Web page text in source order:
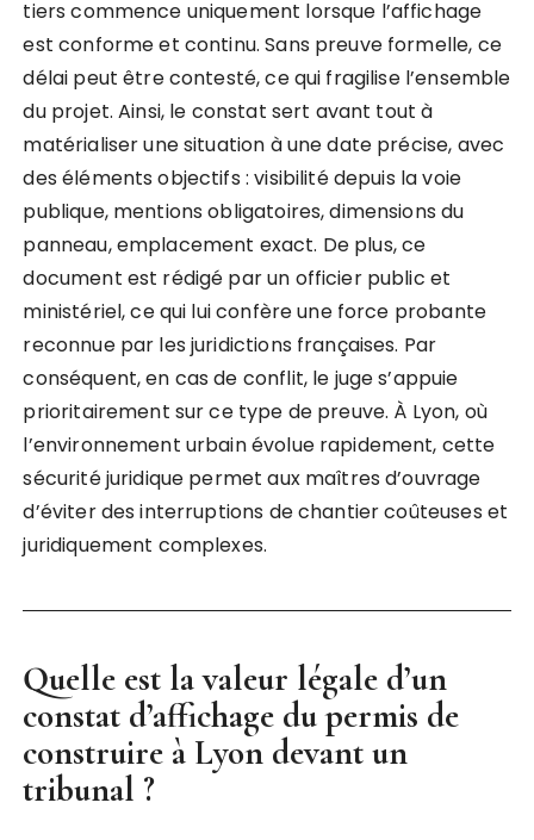
tiers commence uniquement lorsque l’affichage
est conforme et continu. Sans preuve formelle, ce
délai peut être contesté, ce qui fragilise l’ensemble
du projet. Ainsi, le constat sert avant tout à
matérialiser une situation à une date précise, avec
des éléments objectifs : visibilité depuis la voie
publique, mentions obligatoires, dimensions du
panneau, emplacement exact. De plus, ce
document est rédigé par un officier public et
ministériel, ce qui lui confère une force probante
reconnue par les juridictions françaises. Par
conséquent, en cas de conflit, le juge s’appuie
prioritairement sur ce type de preuve. À Lyon, où
l’environnement urbain évolue rapidement, cette
sécurité juridique permet aux maîtres d’ouvrage
d’éviter des interruptions de chantier coûteuses et
juridiquement complexes.
Quelle est la valeur légale d’un
constat d’affichage du permis de
construire à Lyon devant un
tribunal ?